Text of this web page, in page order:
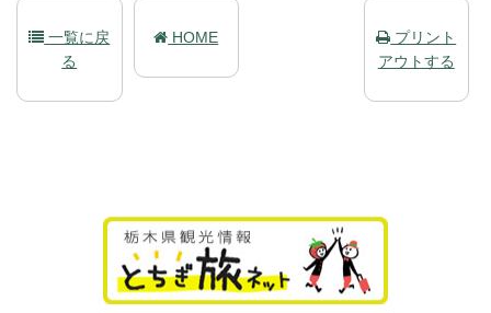
一覧に戻
る
HOME
プリント
アウトする